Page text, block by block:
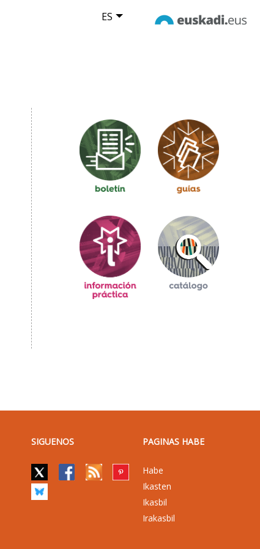
ES
SIGUENOS PAGINAS HABE
Habe
Ikasten
Ikasbil
Irakasbil